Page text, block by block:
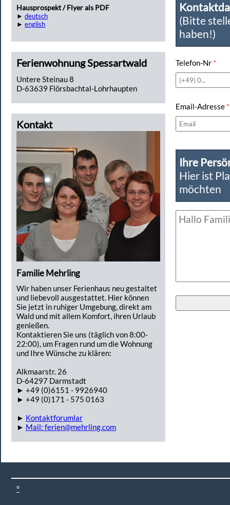
Hausprospekt / Flyer als PDF
► deutsch
► english
Ferienwohnung Spessartwald
Untere Steinau 8
D-63639 Flörsbachtal-Lohrhaupten
Kontakt
Familie Mehrling
Wir haben unser Ferienhaus neu gestaltet
und liebevoll ausgestattet. Hier können
Sie jetzt in ruhiger Umgebung, direkt am
Wald und mit allem Komfort, ihren Urlaub
genießen.
Kontaktieren Sie uns (täglich von 8:00-
22:00), um Fragen rund um die Wohnung
und Ihre Wünsche zu klären:
Alkmaarstr. 26
D-64297 Darmstadt
► +49 (0)6151 - 9926940
► +49 (0)171 - 575 0163
► Kontaktforumlar
► Mail: ferien@mehrling.com
(Bitte
haben!)
Telefon-Nr *
Email-Adresse *
Ihre
Hier ist
möchten
°